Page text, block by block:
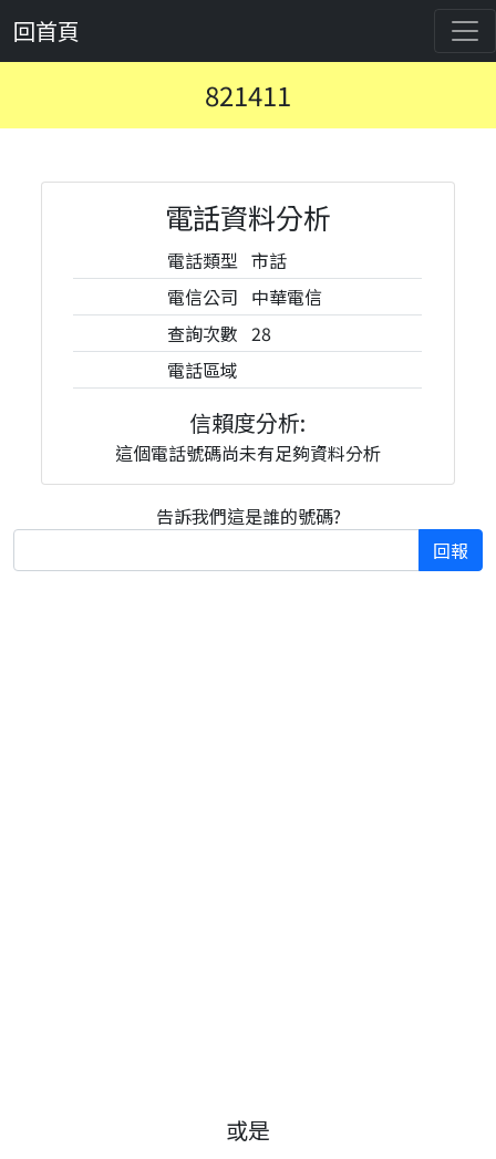
回首頁
821411
電話資料分析
電話類型 市話
電信公司 中華電信
查詢次數 28
電話區域
信賴度分析:
這個電話號碼尚未有足夠資料分析
告訴我們這是誰的號碼?
回報
或是